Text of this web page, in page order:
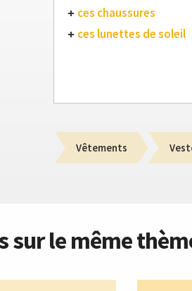
ces chaussures
ces lunettes de soleil
Vêtements
sur le même